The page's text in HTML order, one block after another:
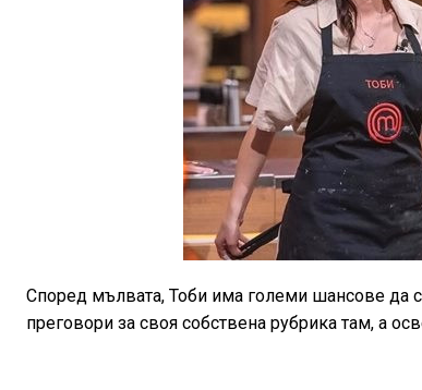
Според мълвата, Тоби има големи шансове да
преговори за своя собствена рубрика там, а